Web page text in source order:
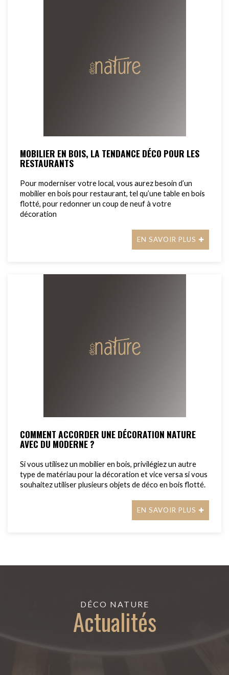
MOBILIER EN BOIS, LA TENDANCE DÉCO POUR LES
RESTAURANTS
Pour moderniser votre local, vous aurez besoin d’un
mobilier en bois pour restaurant, tel qu’une table en bois
flotté, pour redonner un coup de neuf à votre
décoration
EN SAVOIR PLUS
COMMENT ACCORDER UNE DÉCORATION NATURE
AVEC DU MODERNE ?
Si vous utilisez un mobilier en bois, privilégiez un autre
type de matériau pour la décoration et vice versa si vous
souhaitez utiliser plusieurs objets de déco en bois flotté.
EN SAVOIR PLUS
DÉCO NATURE
Actualités